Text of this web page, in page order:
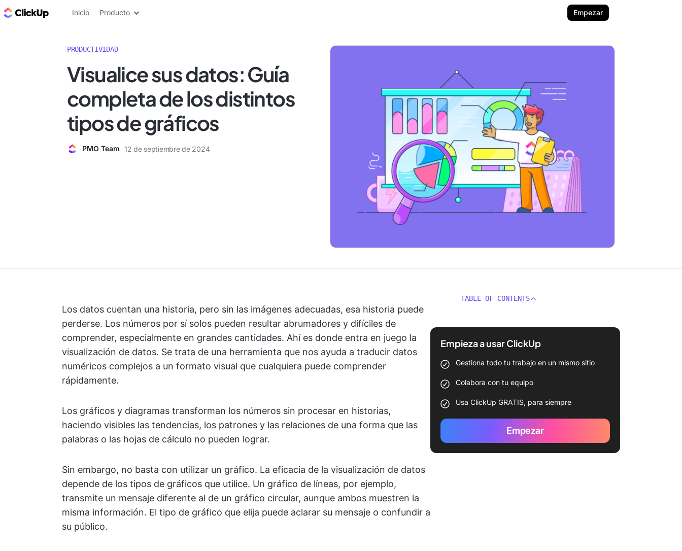
ClickUp Blog
Inicio Producto Empezar
PRODUCTIVIDAD
Visualice sus datos: Guía
completa de los distintos
tipos de gráficos
PMO Team 12 de septiembre de 2024
Los datos cuentan una historia, pero sin las imágenes adecuadas, esa historia puede
perderse. Los números por sí solos pueden resultar abrumadores y difíciles de
comprender, especialmente en grandes cantidades. Ahí es donde entra en juego la
visualización de datos. Se trata de una herramienta que nos ayuda a traducir datos
numéricos complejos a un formato visual que cualquiera puede comprender
rápidamente.
Los gráficos y diagramas transforman los números sin procesar en historias,
haciendo visibles las tendencias, los patrones y las relaciones de una forma que las
palabras o las hojas de cálculo no pueden lograr.
Sin embargo, no basta con utilizar un gráfico. La eficacia de la visualización de datos
depende de los tipos de gráficos que utilice. Un gráfico de líneas, por ejemplo,
transmite un mensaje diferente al de un gráfico circular, aunque ambos muestren la
misma información. El tipo de gráfico que elija puede aclarar su mensaje o confundir a
su público.
TABLE OF CONTENTS
Empieza a usar ClickUp
Gestiona todo tu trabajo en un mismo sitio
Colabora con tu equipo
Usa ClickUp GRATIS, para siempre
Empezar